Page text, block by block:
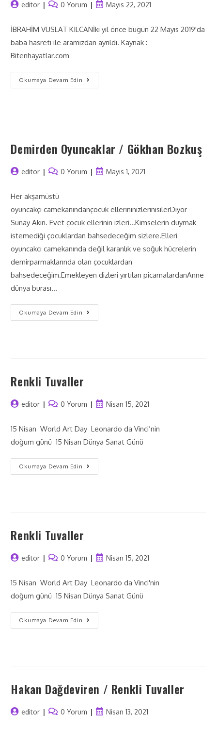
editor 0 Yorum Mayıs 22, 2021
İBRAHİM VUSLAT KILCANİki yıl önce bugün 22 Mayıs 2019'da
baba hasreti ile aramızdan ayrıldı. Kaynak :
Bitenhayatlar.com
Okumaya Devam Edin
Demirden Oyuncaklar / Gökhan Bozkuş
editor 0 Yorum Mayıs 1, 2021
Her akşamüstü
oyuncakçı camekanındançocuk ellerininizlerinisilerDiyor
Sunay Akın. Evet çocuk ellerinin izleri...Kimselerin duymak
istemediği çocuklardan bahsedeceğim sizlere.Elleri
oyuncakcı camekanında değil karanlık ve soğuk hücrelerin
demirparmaklarında olan çocuklardan
bahsedeceğim.Emekleyen dizleri yırtılan picamalardanAnne
dünya burası…
Okumaya Devam Edin
Renkli Tuvaller
editor 0 Yorum Nisan 15, 2021
15 Nisan World Art Day Leonardo da Vinci’nin
doğum günü 15 Nisan Dünya Sanat Günü
Okumaya Devam Edin
Renkli Tuvaller
editor 0 Yorum Nisan 15, 2021
15 Nisan World Art Day Leonardo da Vinci'nin
doğum günü 15 Nisan Dünya Sanat Günü
Okumaya Devam Edin
Hakan Dağdeviren / Renkli Tuvaller
editor 0 Yorum Nisan 13, 2021